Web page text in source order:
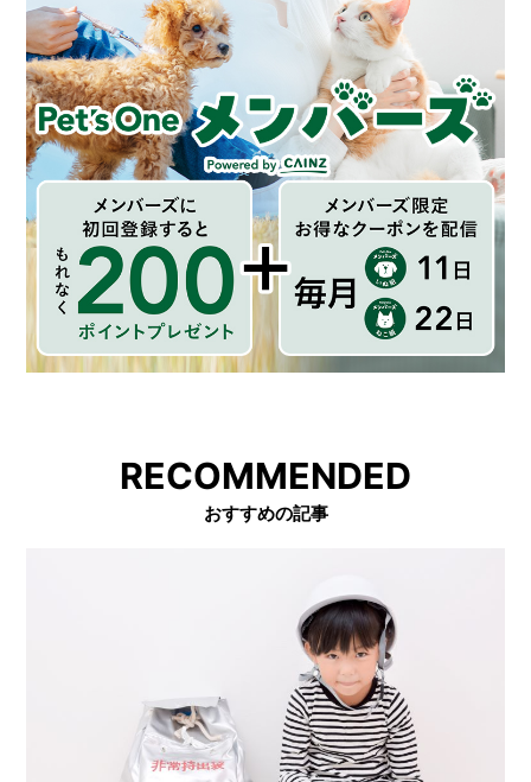
RECOMMENDED
おすすめの記事